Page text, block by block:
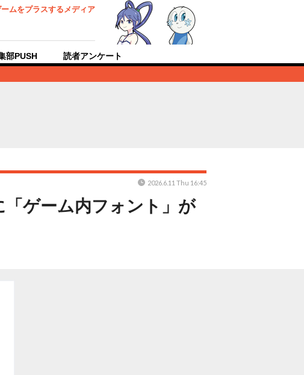
ムをプラスするメディア
部PUSH 読者アンケート
「ゲーム内フォント」が
2026.6.11 Thu 16:45